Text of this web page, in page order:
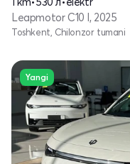
Leapmotor C10 I, 2025
Toshkent, Chilonzor tumani
Yangi